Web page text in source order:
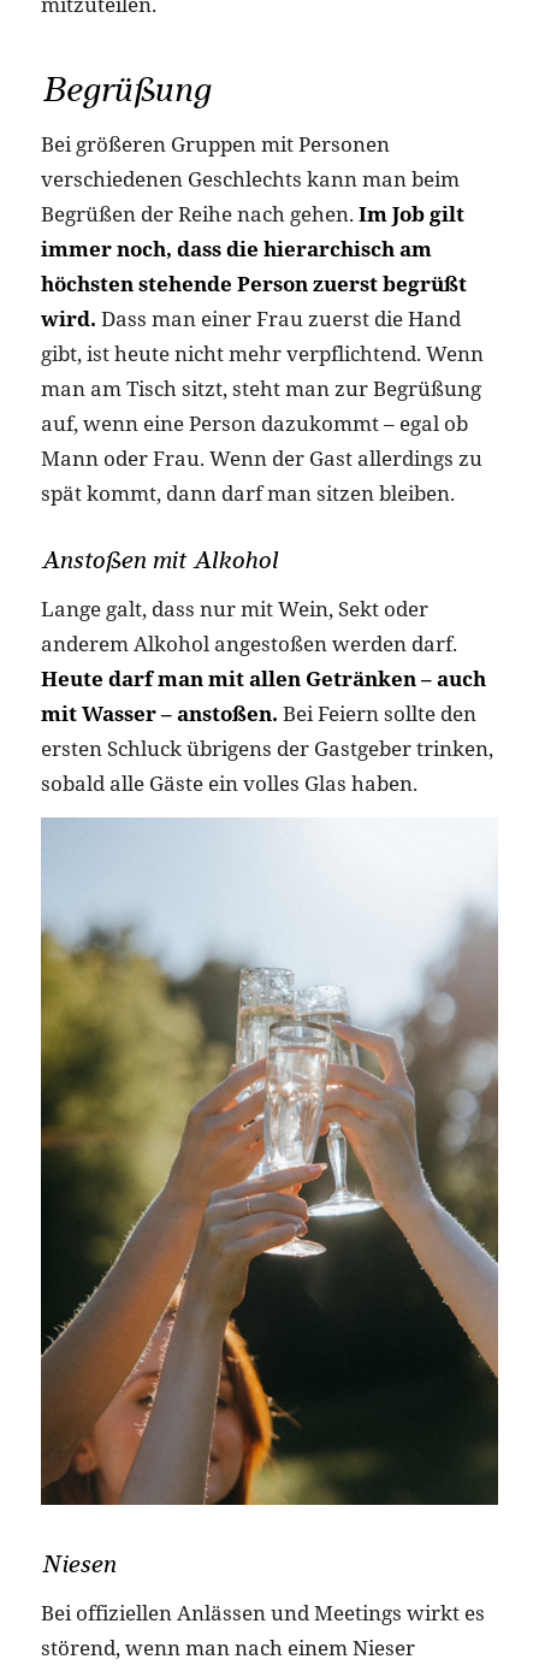
Begrüßung
Bei größeren Gruppen mit Personen
verschiedenen Geschlechts kann man beim
Begrüßen der Reihe nach gehen. Im Job gilt
immer noch, dass die hierarchisch am
höchsten stehende Person zuerst begrüßt
wird. Dass man einer Frau zuerst die Hand
gibt, ist heute nicht mehr verpflichtend. Wenn
man am Tisch sitzt, steht man zur Begrüßung
auf, wenn eine Person dazukommt – egal ob
Mann oder Frau. Wenn der Gast allerdings zu
spät kommt, dann darf man sitzen bleiben.
Anstoßen mit Alkohol
Lange galt, dass nur mit Wein, Sekt oder
anderem Alkohol angestoßen werden darf.
Heute darf man mit allen Getränken – auch
mit Wasser – anstoßen. Bei Feiern sollte den
ersten Schluck übrigens der Gastgeber trinken,
sobald alle Gäste ein volles Glas haben.
Niesen
Bei offiziellen Anlässen und Meetings wirkt es
störend, wenn man nach einem Nieser